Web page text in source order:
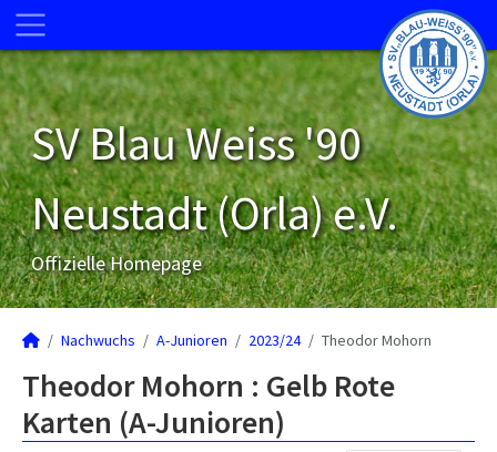
SV Blau Weiss '90
Neustadt (Orla) e.V.
Offizielle Homepage
Nachwuchs A-Junioren 2023/24 Theodor Mohorn
Theodor Mohorn : Gelb Rote
Karten (A-Junioren)